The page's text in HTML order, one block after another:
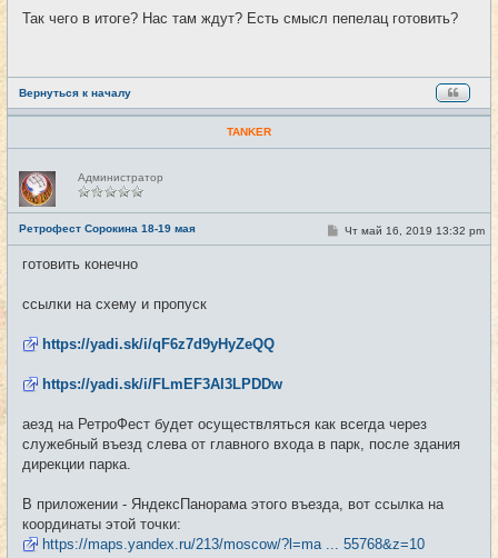
б
и
Так чего в итоге? Нас там ждут? Есть смысл пепелац готовить?
Вернуться к началу
TANKER
Н
е
в
с
е
т
и
Администратор
Ретрофест Сорокина 18-19 мая #11
С
о
Чт май 16, 2019 13:32 pm
готовить конечно
ссылки на схему и пропуск
https://yadi.sk/i/qF6z7d9yHyZeQQ
https://yadi.sk/i/FLmEF3AI3LPDDw
аезд на РетроФест будет осуществляться как всегда через
служебный въезд слева от главного входа в парк, после здания
дирекции парка.
В приложении - ЯндексПанорама этого въезда, вот ссылка на
координаты этой точки:
https://maps.yandex.ru/213/moscow/?l=ma ... 55768&z=10